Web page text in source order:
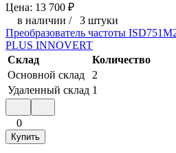
Цена: 13 700 ₽
в наличии / 3 штуки
Преобразователь частоты
PLUS INNOVERT
Склад
Количество
Основной склад
2
Удаленный склад 1
0
Купить